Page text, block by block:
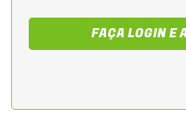
FAÇA LOGIN E